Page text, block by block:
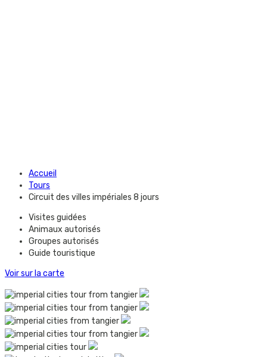
Accueil
Tours
Circuit des villes impériales 8 jours
Visites guidées
Animaux autorisés
Groupes autorisés
Guide touristique
Voir sur la carte